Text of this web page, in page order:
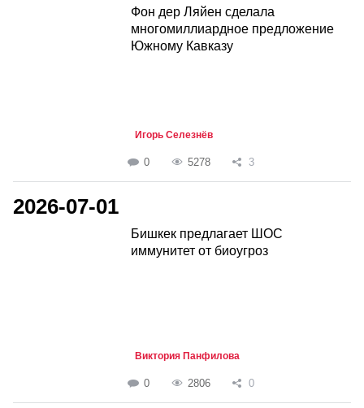
Фон дер Ляйен сделала
многомиллиардное предложение
Южному Кавказу
Игорь Селезнёв
0 5278 3
2026-07-01
Бишкек предлагает ШОС
иммунитет от биоугроз
Виктория Панфилова
0 2806 0